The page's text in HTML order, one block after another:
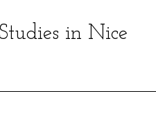
in Nice